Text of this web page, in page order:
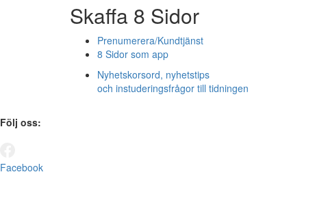
Skaffa 8 Sidor
Prenumerera/Kundtjänst
8 Sidor som app
Nyhetskorsord, nyhetstips
och instuderingsfrågor till tidningen
Följ oss:
Facebook